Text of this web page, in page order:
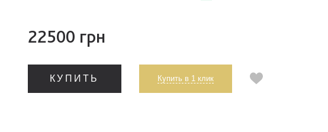
22500 грн
КУПИТЬ Купить в 1 клик